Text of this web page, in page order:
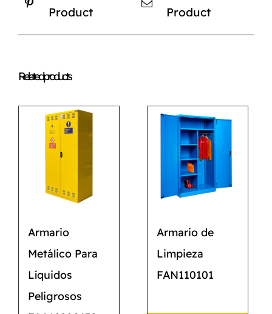
Product
Product
Related products
Armario
Metálico Para
Líquidos
Peligrosos
Armario de
Limpieza
FAN110101